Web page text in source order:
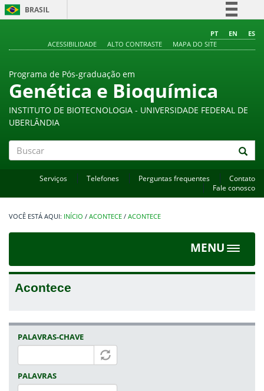
BRASIL
Comunica BR
Acesso à informação
Legislação
PT EN
ES
ACESSIBILIDADE
ALTO CONTRASTE MAPA DO SITE
Programa de Pós-graduação em
Genética e Bioquímica
INSTITUTO DE BIOTECNOLOGIA - UNIVERSIDADE FEDERAL DE
UBERLÂNDIA
Serviços Telefones Perguntas frequentes
Contato
Fale conosco
INÍCIO / ACONTECE / ACONTECE
MENU
Toggle
Acontece
PALAVRAS-CHAVE
PALAVRAS